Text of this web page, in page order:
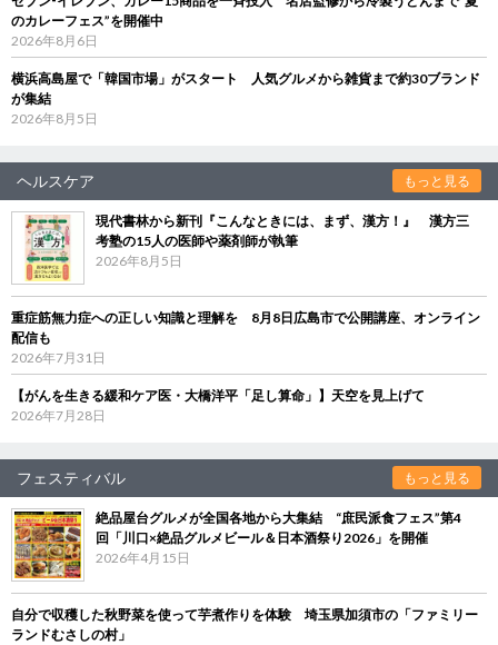
のカレーフェス”を開催中
2026年8月6日
横浜高島屋で「韓国市場」がスタート 人気グルメから雑貨まで約30ブランド
が集結
2026年8月5日
ヘルスケア もっと見る
現代書林から新刊『こんなときには、まず、漢方！』 漢方三
考塾の15人の医師や薬剤師が執筆
2026年8月5日
重症筋無力症への正しい知識と理解を 8月8日広島市で公開講座、オンライン
配信も
2026年7月31日
【がんを生きる緩和ケア医・大橋洋平「足し算命」】天空を見上げて
2026年7月28日
フェスティバル もっと見る
絶品屋台グルメが全国各地から大集結 “庶民派食フェス”第4
回「川口×絶品グルメビール＆日本酒祭り2026」を開催
2026年4月15日
自分で収穫した秋野菜を使って芋煮作りを体験 埼玉県加須市の「ファミリー
ランドむさしの村」